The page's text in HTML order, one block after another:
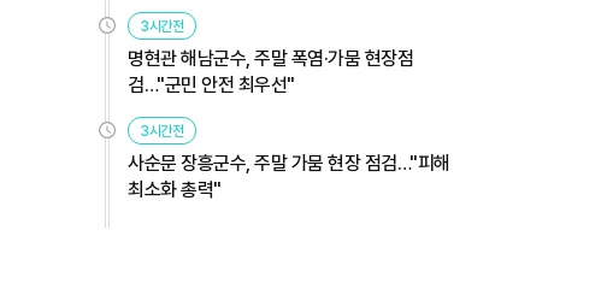
3시간전
명현관 해남군수, 주말 폭염·가뭄 현장점
검…"군민 안전 최우선"
3시간전
사순문 장흥군수, 주말 가뭄 현장 점검…"피해
최소화 총력"